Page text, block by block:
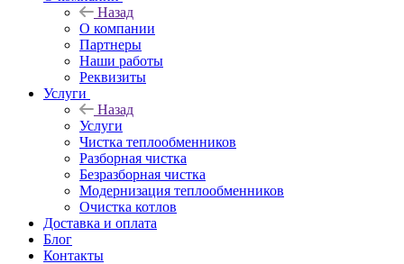
Назад
О компании
Партнеры
Наши работы
Реквизиты
Услуги
Назад
Услуги
Чистка теплообменников
Разборная чистка
Безразборная чистка
Модернизация теплообменников
Очистка котлов
Доставка и оплата
Блог
Контакты